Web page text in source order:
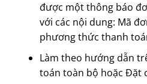
được một thông báo
với các nội dung: Mã
phương thức thanh
Làm theo hướng dẫn
toán toàn bộ hoặc Đặt